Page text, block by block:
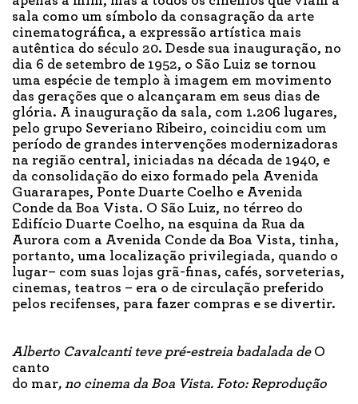
sala como um símbolo da consagração da arte
cinematográfica, a expressão artística mais
autêntica do século 20. Desde sua inauguração, no
dia 6 de setembro de 1952, o São Luiz se tornou
uma espécie de templo à imagem em movimento
das gerações que o alcançaram em seus dias de
glória. A inauguração da sala, com 1.206 lugares,
pelo grupo Severiano Ribeiro, coincidiu com um
período de grandes intervenções modernizadoras
na região central, iniciadas na década de 1940, e
da consolidação do eixo formado pela Avenida
Guararapes, Ponte Duarte Coelho e Avenida
Conde da Boa Vista. O São Luiz, no térreo do
Edifício Duarte Coelho, na esquina da Rua da
Aurora com a Avenida Conde da Boa Vista, tinha,
portanto, uma localização privilegiada, quando o
lugar– com suas lojas grã-finas, cafés, sorveterias,
cinemas, teatros – era o de circulação preferido
pelos recifenses, para fazer compras e se divertir.
Alberto Cavalcanti teve pré-estreia badalada de O
canto
do mar, no cinema da Boa Vista. Foto: Reprodução